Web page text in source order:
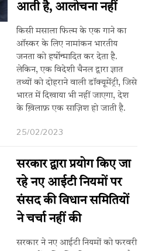
आती है, आलोचना नहीं
किसी मसाला फिल्म के एक गाने का
ऑस्कर के लिए नामांकन भारतीय
जनता को हर्षोन्मादित कर देता है.
लेकिन, एक विदेशी चैनल द्वारा ज्ञात
तथ्यों को दोहराने वाली डॉक्यूमेंट्री, जिसे
भारत में दिखाया भी नहीं जाएगा, देश
के ख़िलाफ़ एक साज़िश हो जाती है.
25/02/2023
सरकार द्वारा प्रयोग किए जा
रहे नए आईटी नियमों पर
संसद की विधान समितियों
ने चर्चा नहीं की
सरकार ने नए आईटी नियमों को फरवरी